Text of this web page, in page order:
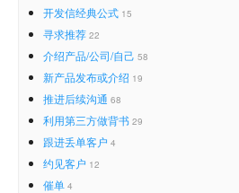
开发信经典公式 15
寻求推荐 22
介绍产品/公司/自己 58
新产品发布或介绍 19
推进后续沟通 68
利用第三方做背书 29
跟进丢单客户 4
约见客户 12
催单 4